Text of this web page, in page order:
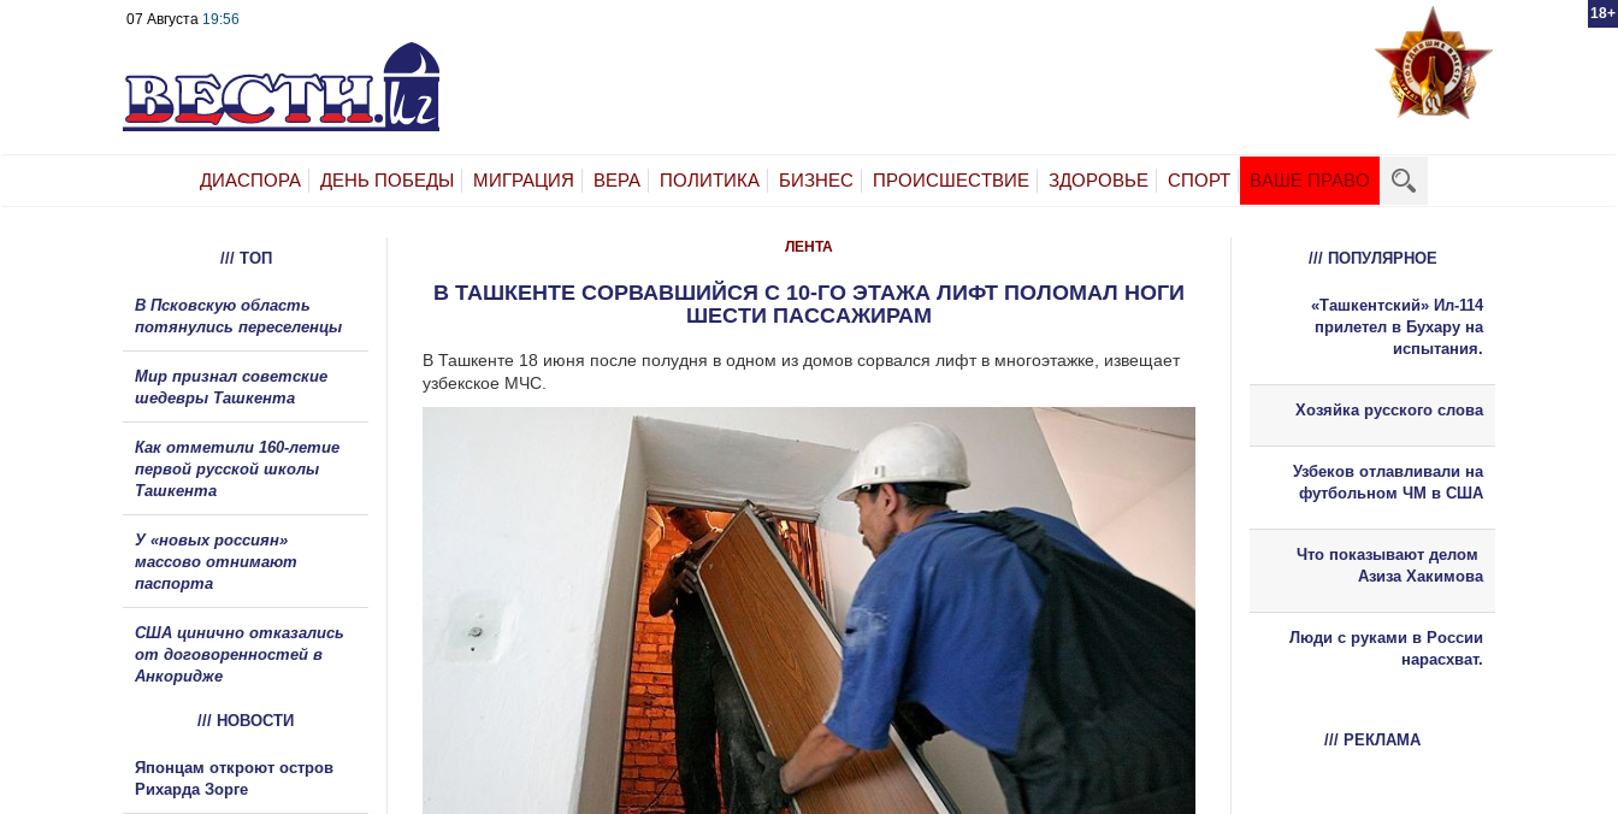
18+
07 Августа 19:56
ДИАСПОРА ДЕНЬ ПОБЕДЫ МИГРАЦИЯ ВЕРА ПОЛИТИКА БИЗНЕС ПРОИСШЕСТВИЕ ЗДОРОВЬЕ СПОРТ ВАШЕ ПРАВО
ЛЕНТА
В ТАШКЕНТЕ СОРВАВШИЙСЯ С 10-ГО ЭТАЖА ЛИФТ ПОЛОМАЛ НОГИ
ШЕСТИ ПАССАЖИРАМ
В Ташкенте 18 июня после полудня в одном из домов сорвался лифт в многоэтажке, извещает
узбекское МЧС.
/// ТОП
В Псковскую область
потянулись переселенцы
Мир признал советские
шедевры Ташкента
Как отметили 160-летие
первой русской школы
Ташкента
У «новых россиян»
массово отнимают
паспорта
США цинично отказались
от договоренностей в
Анкоридже
/// НОВОСТИ
Японцам откроют остров
Рихарда Зорге
/// ПОПУЛЯРНОЕ
«Ташкентский» Ил-114
прилетел в Бухару на
испытания.
Хозяйка русского слова
Узбеков отлавливали на
футбольном ЧМ в США
Что показывают делом
Азиза Хакимова
Люди с руками в России
нарасхват.
/// РЕКЛАМА